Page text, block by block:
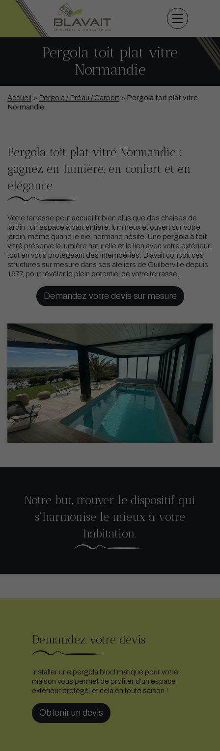
Pergola toit plat vitre
Normandie
Accueil > Pergola / Préau / Carport > Pergola toit plat vitre
Normandie
Pergola toit plat vitré Normandie :
gagnez en lumière, en confort et en
élégance
Votre terrasse peut accueillir bien plus que des chaises de
jardin : un espace à part entière, lumineux et ouvert sur votre
jardin, même quand le ciel normand hésite. Une pergola à toit
vitré préserve la lumière naturelle et le lien avec votre extérieur,
tout en vous protégeant des intempéries. Blavait conçoit ces
structures sur mesure dans ses ateliers de Guilberville depuis
1977, pour révéler le plein potentiel de votre terrasse.
Demandez votre devis sur mesure
Notre but, trouver le dispositif qui
s’harmonise le mieux à votre
habitation.
Demandez votre devis
Installer une pergola bioclimatique pour votre
maison vous permet de profiter d’un espace
extérieur protégé, et cela en toute saison !
Obtenir un devis